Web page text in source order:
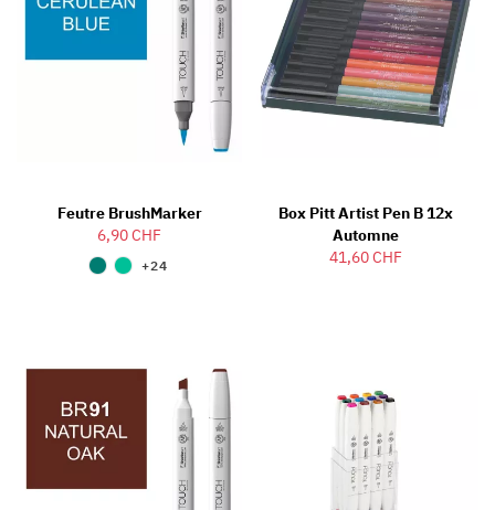
Feutre BrushMarker
6,90 CHF
+24
Box Pitt Artist Pen B 12x
Automne
41,60 CHF